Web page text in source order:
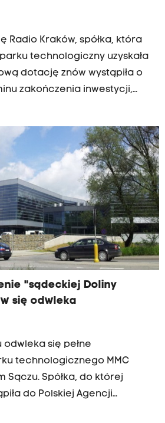
Radio Kraków, spółka, która
technologiczny uzyskała
dotację znów wystąpiła o
zakończenia inwestycji,
do końca tego roku. W
może się okazać, że
100 mln zł trzeba będzie
"sądeckiej Doliny
się odwleka
odwleka się pełne
technologicznego MMC
Sączu. Spółka, do której
do Polskiej Agencji